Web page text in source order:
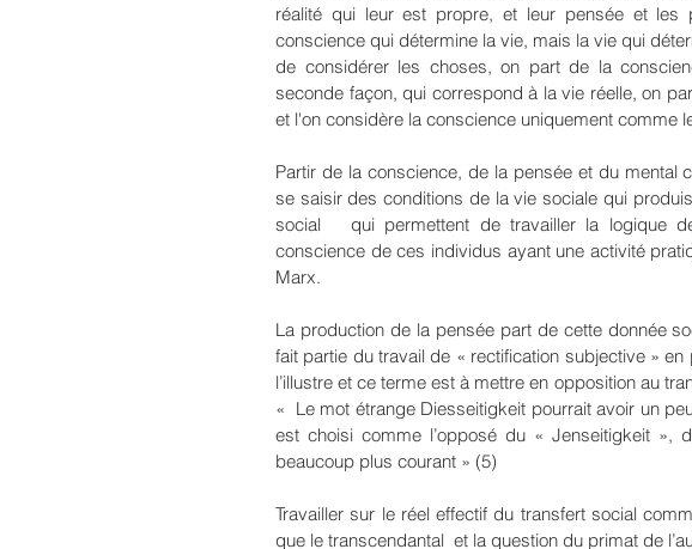
réalité qui leur est propre, et leur pensée et
conscience qui détermine la vie, mais la vie qui
de considérer les choses, on part de la
seconde façon, qui correspond à la vie réelle, on
et l'on considère la conscience uniquement comme
Partir de la conscience, de la pensée et du mental
se saisir des conditions de la vie sociale qui
social   qui permettent de travailler la logique
conscience de ces individus ayant une activité
Marx.
La production de la pensée part de cette donnée
fait partie du travail de « rectification subjective »
l’illustre et ce terme est à mettre en opposition au
«  Le mot étrange Diesseitigkeit pourrait avoir un
est choisi comme l’opposé du « Jenseitigkeit »,
beaucoup plus courant » (5)
Travailler sur le réel effectif du transfert social
que le transcendantal  et la question du primat de